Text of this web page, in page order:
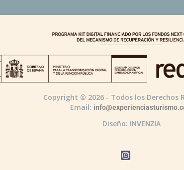
Copyright © 2026 - Todos los Derechos
Email:
Diseño: INVENZIA